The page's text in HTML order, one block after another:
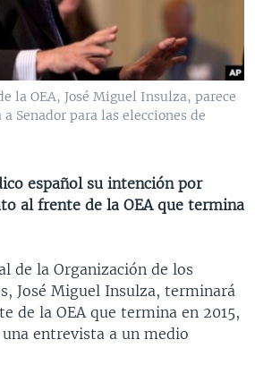
Y CULTURA
DÍA
la OEA, José Miguel Insulza, parece
Senador para las elecciones de
español su intención por
al frente de la OEA que termina
de la Organización de los
José Miguel Insulza, terminará
de la OEA que termina en 2015,
entrevista a un medio